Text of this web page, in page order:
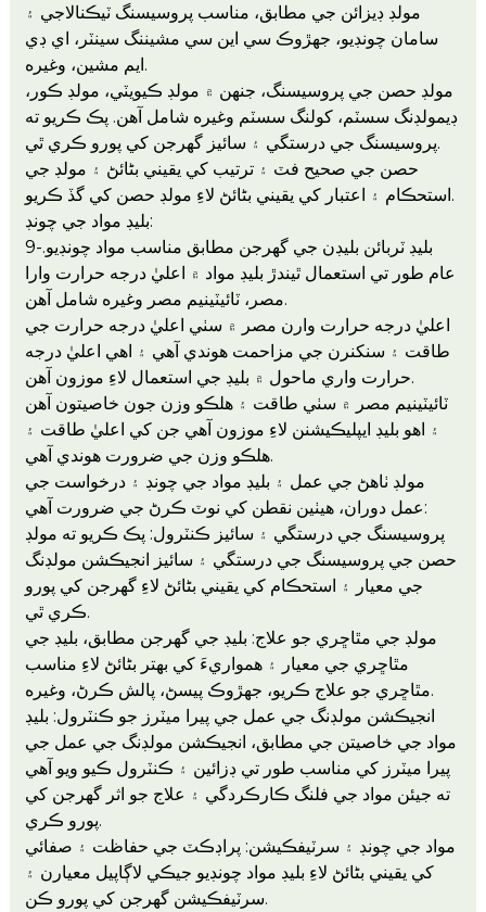
مولڊ ڊيزائن جي مطابق، مناسب پروسيسنگ ٽيڪنالاجي ۽
سامان چونڊيو، جهڙوڪ سي اين سي مشيننگ سينٽر، اي ڊي
ايم مشين، وغيره.
مولڊ حصن جي پروسيسنگ، جنهن ۾ مولڊ ڪيويٽي، مولڊ ڪور،
ڊيمولڊنگ سسٽم، کولنگ سسٽم وغيره شامل آهن. پڪ ڪريو ته
پروسيسنگ جي درستگي ۽ سائيز گهرجن کي پورو ڪري ٿي.
حصن جي صحيح فٽ ۽ ترتيب کي يقيني بڻائڻ ۽ مولڊ جي
استحڪام ۽ اعتبار کي يقيني بڻائڻ لاءِ مولڊ حصن کي گڏ ڪريو.
بليڊ مواد جي چونڊ:
9-بليڊ ٽربائن بليڊن جي گهرجن مطابق مناسب مواد چونڊيو.
عام طور تي استعمال ٿيندڙ بليڊ مواد ۾ اعليٰ درجه حرارت وارا
مصر، ٽائيٽينيم مصر وغيره شامل آهن.
اعليٰ درجه حرارت وارن مصر ۾ سٺي اعليٰ درجه حرارت جي
طاقت ۽ سنکنرن جي مزاحمت هوندي آهي ۽ اهي اعليٰ درجه
حرارت واري ماحول ۾ بليڊ جي استعمال لاءِ موزون آهن.
ٽائيٽينيم مصر ۾ سٺي طاقت ۽ هلڪو وزن جون خاصيتون آهن
۽ اهو بليڊ ايپليڪيشنن لاءِ موزون آهي جن کي اعليٰ طاقت ۽
هلڪو وزن جي ضرورت هوندي آهي.
مولڊ ٺاهڻ جي عمل ۽ بليڊ مواد جي چونڊ ۽ درخواست جي
عمل دوران، هيٺين نقطن کي نوٽ ڪرڻ جي ضرورت آهي:
پروسيسنگ جي درستگي ۽ سائيز ڪنٽرول: پڪ ڪريو ته مولڊ
حصن جي پروسيسنگ جي درستگي ۽ سائيز انجيڪشن مولڊنگ
جي معيار ۽ استحڪام کي يقيني بڻائڻ لاءِ گهرجن کي پورو
ڪري ٿي.
مولڊ جي مٿاڇري جو علاج: بليڊ جي گهرجن مطابق، بليڊ جي
مٿاڇري جي معيار ۽ همواريءَ کي بهتر بڻائڻ لاءِ مناسب
مٿاڇري جو علاج ڪريو، جهڙوڪ پيسڻ، پالش ڪرڻ، وغيره.
انجيڪشن مولڊنگ جي عمل جي پيرا ميٽرز جو ڪنٽرول: بليڊ
مواد جي خاصيتن جي مطابق، انجيڪشن مولڊنگ جي عمل جي
پيرا ميٽرز کي مناسب طور تي ڊزائين ۽ ڪنٽرول ڪيو ويو آهي
ته جيئن مواد جي فلنگ ڪارڪردگي ۽ علاج جو اثر گهرجن کي
پورو ڪري.
مواد جي چونڊ ۽ سرٽيفڪيشن: پراڊڪٽ جي حفاظت ۽ صفائي
کي يقيني بڻائڻ لاءِ بليڊ مواد چونڊيو جيڪي لاڳاپيل معيارن ۽
سرٽيفڪيشن گهرجن کي پورو ڪن.